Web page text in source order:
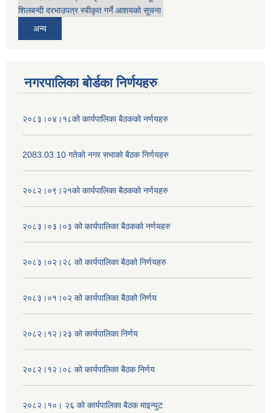
शिलबन्दी दरभाउपत्र स्वीकृत गर्ने आशयको सूचना
अन्य
नगरपालिका बोर्डका निर्णयहरु
२०८३।०४।१८को कार्यपालिका बैठकको नर्णयहरु
2083.03.10 गतेको नगर सभाको बैठक निर्णयहरु
२०८२।०९।२१को कार्यपालिका बैठकको नर्णयहरु
२०८३।०३।०३ को कार्यपालिका बैठकको नर्णयहरु
२०८३।०२।२८ को कार्यपालिका बैठको निर्णयहरु
२०८३।०१।०२ को कार्यपालिका बैठको निर्णय
२०८२।१२।२३ को कार्यपालिका निर्णय
२०८२।१२।०८ को कार्यपालिका बैठक निर्णय
२०८२।१०। २६ को कार्यपालिका बैठक माइन्युट